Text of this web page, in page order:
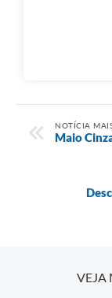
NOTÍCIA
Maio
VEJA